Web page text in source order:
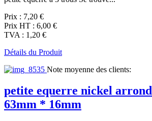
Prix : 7,20 €
Prix HT : 6,00 €
TVA : 1,20 €
Détails du Produit
Note moyenne des clients:
petite equerre nickel
63mm * 16mm